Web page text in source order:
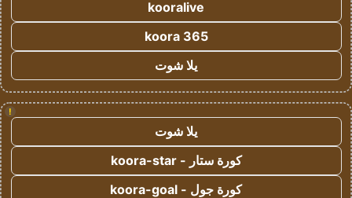
kooralive
koora 365
يلا شوت
!
يلا شوت
كورة ستار - koora-star
كورة جول - koora-goal